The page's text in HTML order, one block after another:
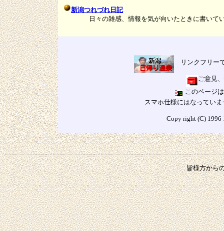
新潟つれづれ日記
日々の雑感、情報を気が向いたときに書いて
リンクフリー
ご意見
このページ
スマホ仕様にはなってい
Copy right (C)
皆様方から